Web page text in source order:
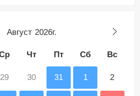
Август 2026г.
Чт Пт Сб Вс
29 30 31 1 2